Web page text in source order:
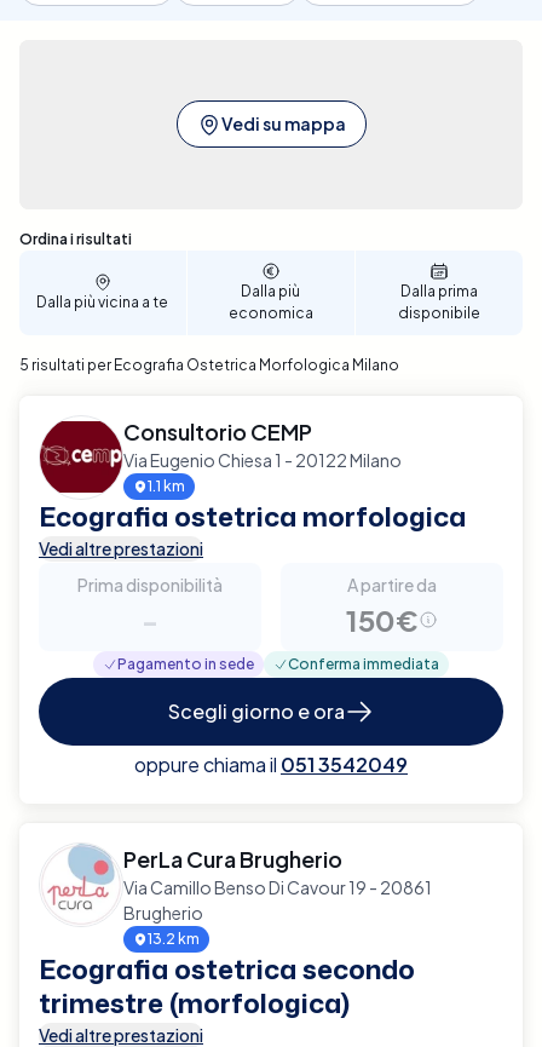
Vedi su mappa
Sono stati trovati 5 risultati
Ordina i risultati
Dalla più vicina a te
Dalla più
economica
Dalla prima
disponibile
5 risultati per Ecografia Ostetrica Morfologica Milano
Consultorio CEMP
Via Eugenio Chiesa 1 - 20122 Milano
1.1 km
Ecografia ostetrica morfologica
Vedi altre prestazioni
Prima disponibilità
-
A partire da
150€
Pagamento in sede Conferma immediata
Scegli giorno e ora
oppure chiama il 051 3542049
PerLa Cura Brugherio
Via Camillo Benso Di Cavour 19 - 20861
Brugherio
13.2 km
Ecografia ostetrica secondo
trimestre (morfologica)
Vedi altre prestazioni